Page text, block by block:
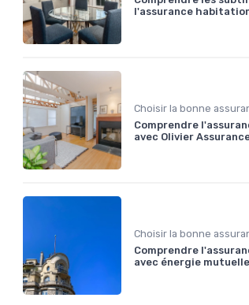
l'assurance
Comprendre
avec Olivier
Comprendre
avec énergie mutuelle